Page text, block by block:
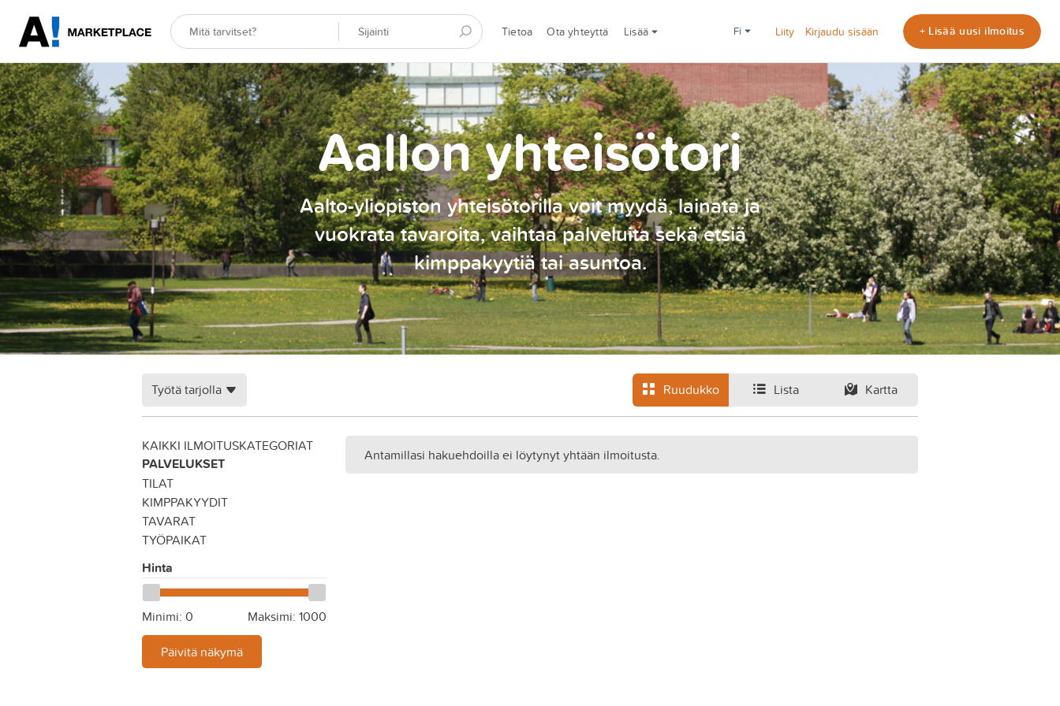
Tietoa Ota yhteyttä Lisää fi Liity Kirjaudu sisään + Lisää uusi ilmoitus
Aallon yhteisötori
Aalto-yliopiston yhteisötorilla voit myydä, lainata ja
vuokrata tavaroita, vaihtaa palveluita sekä etsiä
kimppakyytiä tai asuntoa.
Ruudukko Lista Kartta
Työtä tarjolla
KAIKKI ILMOITUSKATEGORIAT
PALVELUKSET
TILAT
KIMPPAKYYDIT
TAVARAT
TYÖPAIKAT
Hinta
Minimi: 0 Maksimi: 1000
Päivitä näkymä
Antamillasi hakuehdoilla ei löytynyt yhtään ilmoitusta.